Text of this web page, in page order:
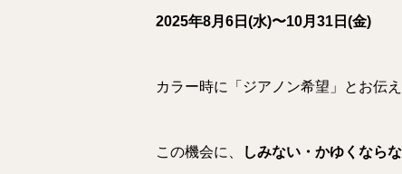
2025年8月6日(水)〜10月31日(金)
カラー時に「ジアノン希望」とお伝
この機会に、 しみない・かゆくなら